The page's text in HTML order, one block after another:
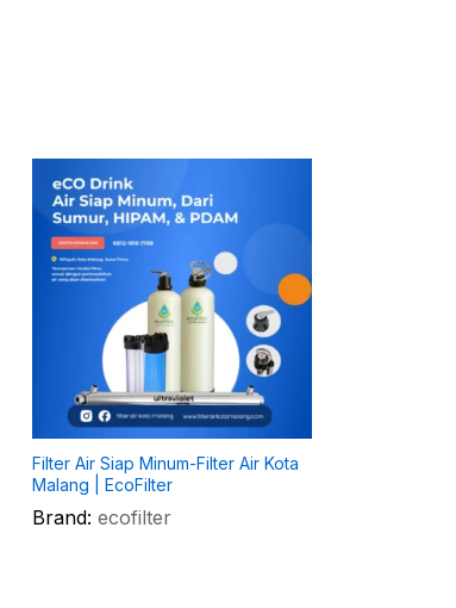
Filter Air Siap Minum-Filter Air Kota
Malang | EcoFilter
Brand: ecofilter